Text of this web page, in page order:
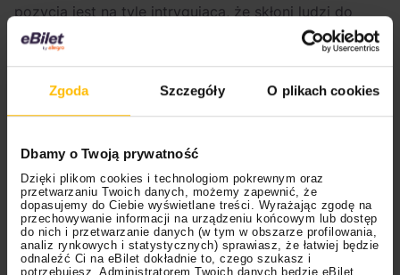
Zgoda Szczegóły O plikach cookies
Dbamy o Twoją prywatność
Dzięki plikom cookies i technologiom pokrewnym oraz
przetwarzaniu Twoich danych, możemy zapewnić, że
dopasujemy do Ciebie wyświetlane treści. Wyrażając zgodę na
przechowywanie informacji na urządzeniu końcowym lub dostęp
do nich i przetwarzanie danych (w tym w obszarze profilowania,
analiz rynkowych i statystycznych) sprawiasz, że łatwiej będzie
odnaleźć Ci na eBilet dokładnie to, czego szukasz i
potrzebujesz. Administratorem Twoich danych będzie eBilet
pozycja jest na tyle intrygująca, że skłoni ludzi do
przemyśleń –
“co do cholery wydarzy się na reszcie
albumu?”